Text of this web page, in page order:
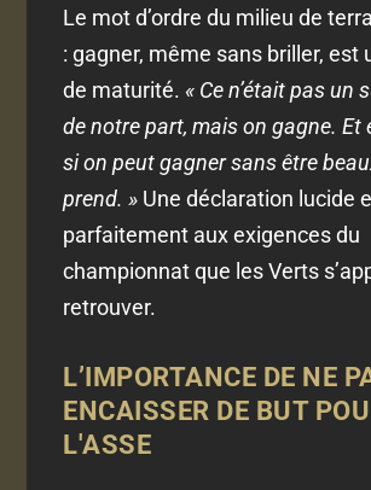
Le mot d’ordre du milieu de
: gagner, même sans briller, est
de maturité.« Ce n’était pas un
de notre part, mais on gagne. Et
si on peut gagner sans être
prend. » Une déclaration lucide
parfaitement aux exigences du
championnat que les Verts
retrouver.
L’IMPORTANCE DE NE
ENCAISSER DE BUT
L'ASSE